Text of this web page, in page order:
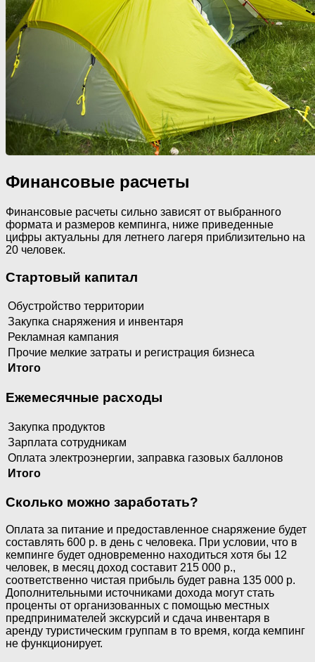
Финансовые расчеты
Финансовые расчеты сильно зависят от выбранного
формата и размеров кемпинга, ниже приведенные
цифры актуальны для летнего лагеря приблизительно на
20 человек.
Стартовый капитал
Обустройство территории
Закупка снаряжения и инвентаря
Рекламная кампания
Прочие мелкие затраты и регистрация бизнеса
Итого
Ежемесячные расходы
Закупка продуктов
Зарплата сотрудникам
Оплата электроэнергии, заправка газовых баллонов
Итого
Сколько можно заработать?
Оплата за питание и предоставленное снаряжение будет
составлять 600 р. в день с человека. При условии, что в
кемпинге будет одновременно находиться хотя бы 12
человек, в месяц доход составит 215 000 р.,
соответственно чистая прибыль будет равна 135 000 р.
Дополнительными источниками дохода могут стать
проценты от организованных с помощью местных
предпринимателей экскурсий и сдача инвентаря в
аренду туристическим группам в то время, когда кемпинг
не функционирует.